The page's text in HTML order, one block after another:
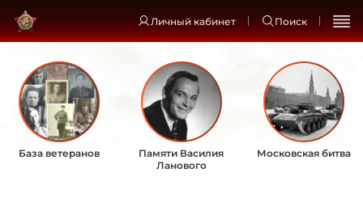
Личный кабинет Поиск
База ветеранов
Памяти Василия
Ланового
Московская битва